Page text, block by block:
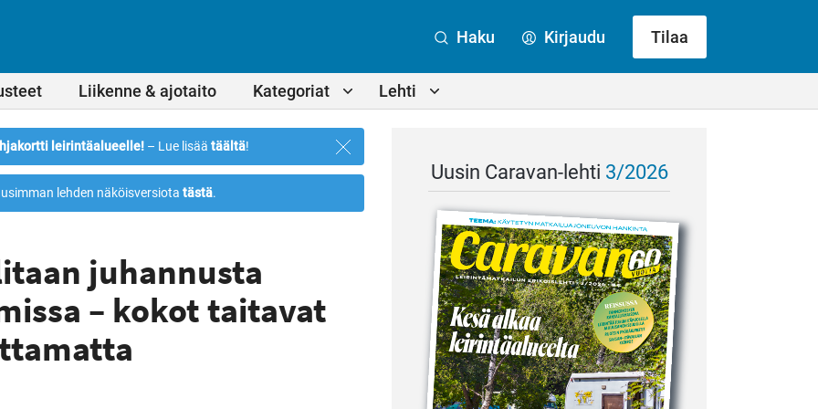
Liikenne & ajotaito Kategoriat Lehti
Haku Kirjaudu Tilaa
leirintäalueelle! – Lue lisää täältä!
Sulje
ilmoitus
lehden näköisversiota tästä.
juhannusta
– kokot taitavat
Uusin Caravan-lehti 3/2026